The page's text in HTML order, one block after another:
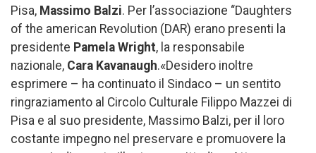
Pisa, Massimo Balzi. Per l’associazione “Daughters
of the american Revolution (DAR) erano presenti la
presidente Pamela Wright, la responsabile
nazionale, Cara Kavanaugh.«Desidero inoltre
esprimere – ha continuato il Sindaco – un sentito
ringraziamento al Circolo Culturale Filippo Mazzei di
Pisa e al suo presidente, Massimo Balzi, per il loro
costante impegno nel preservare e promuovere la